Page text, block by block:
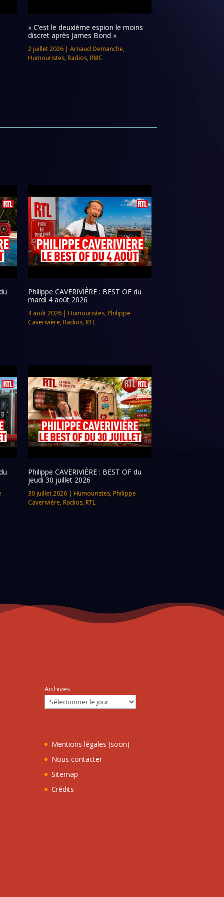
« C’est le deuxième espion le moins
discret après James Bond »
2 juillet 2026| Arnaud Demanche,
Humouristes, Radios, RMC
Philippe CAVERIVIÈRE : BEST OF du
mardi 4 août 2026
4 août 2026| Humouristes, Philippe
Caverivière, Radios, RTL
Philippe CAVERIVIÈRE : BEST OF du
jeudi 30 juillet 2026
30 juillet 2026| Humouristes, Philippe
Caverivière, Radios, RTL
Archives
Mentions légales [soon]
Nous contacter
Sitemap
Crédits